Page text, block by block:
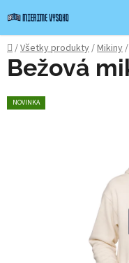
na
obsah
Domov
/Všetky produkty/Mikiny/
Bežová
NOVINKA